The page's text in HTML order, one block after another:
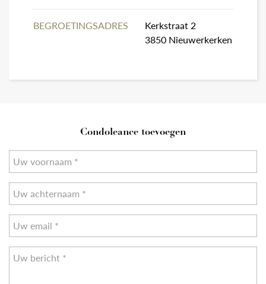
BEGROETINGSADRES
Kerkstraat 2
3850 Nieuwerkerken
Condoleance toevoegen